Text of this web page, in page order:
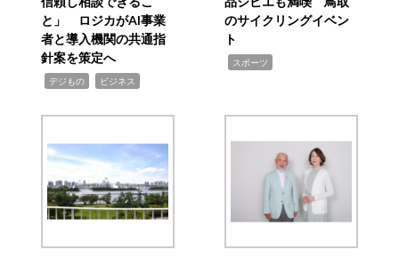
と」 ロジカがAI事業
者と導入機関の共通指
針案を策定へ
デジもの ビジネス
のサイクリングイベン
ト
スポーツ